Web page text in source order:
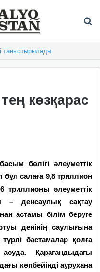
таныстырылады
көзқарас
бөлігі әлеуметтік
бұл салаға 9,8 триллион
триллионы әлеуметтік
– денсаулық сақтау
астамы білім беруге
денінің саулығына
бастамалар қолға
Қарағандыдағы
көпбейінді аурухана